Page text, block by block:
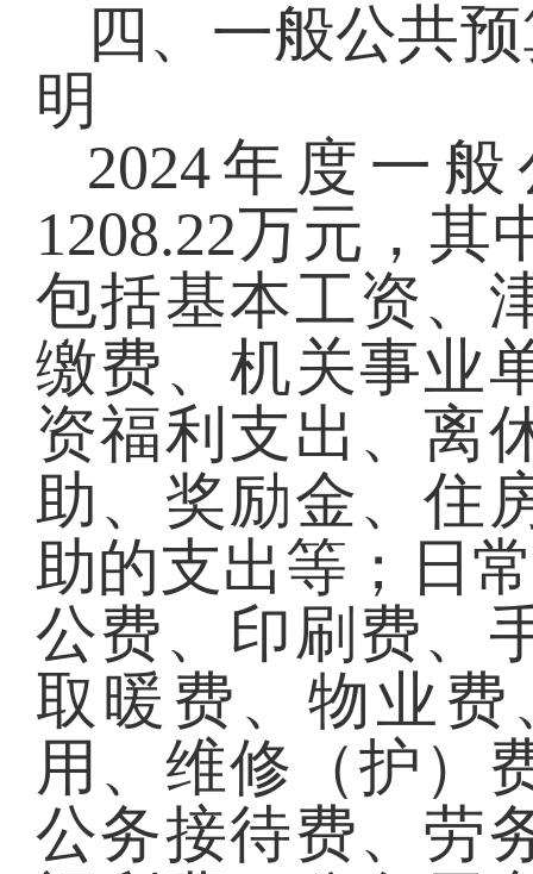
四、一般公共
明
2024年度一
1208.22万元，其
包括基本工资、
缴费、机关事业
资福利支出、离
助、奖励金、住
助的支出等；日
公费、印刷费、
取暖费、物业
用、维修（护）
公务接待费、劳